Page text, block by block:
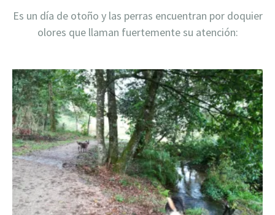
Es un día de otoño y las perras encuentran por doquier
olores que llaman fuertemente su atención: